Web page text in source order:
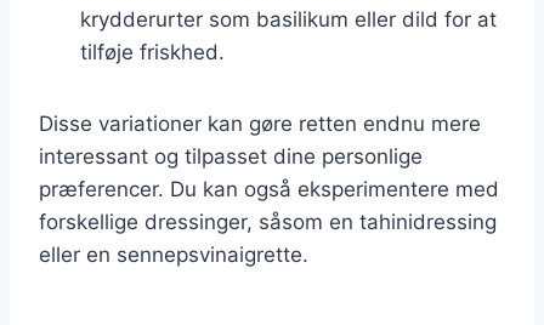
krydderurter som basilikum eller dild for at
tilføje friskhed.
Disse variationer kan gøre retten endnu mere
interessant og tilpasset dine personlige
præferencer. Du kan også eksperimentere med
forskellige dressinger, såsom en tahinidressing
eller en sennepsvinaigrette.